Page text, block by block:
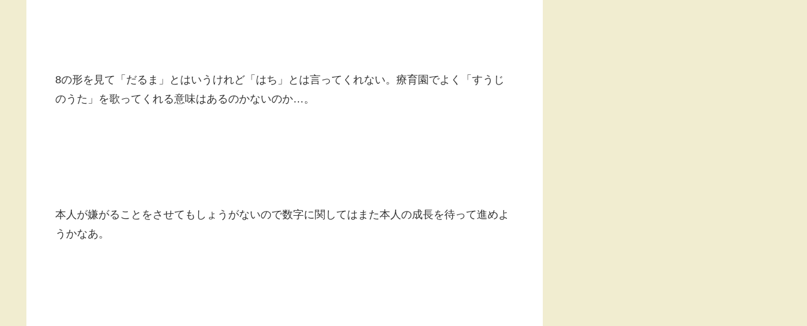
8の形を見て「だるま」とはいうけれど「はち」とは言ってくれない。療育園でよく「すうじ
のうた」を歌ってくれる意味はあるのかないのか…。
本人が嫌がることをさせてもしょうがないので数字に関してはまた本人の成長を待って進めよ
うかなあ。